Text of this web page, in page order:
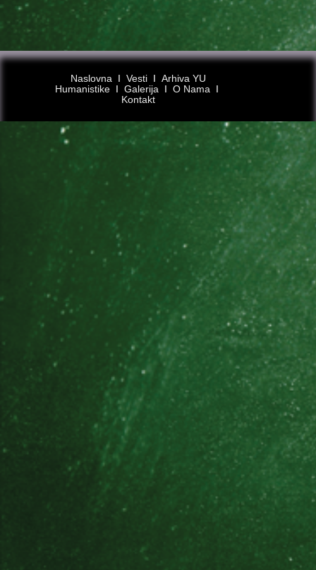
Naslovna Ι Vesti Ι Arhiva YU
Humanistike Ι Galerija Ι O Nama
Ι
Kontakt